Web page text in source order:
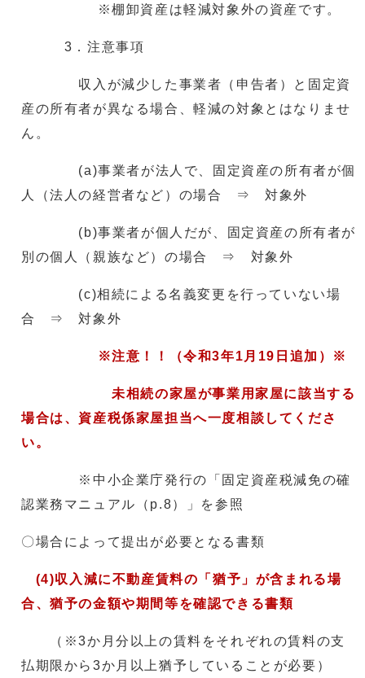
※棚卸資産は軽減対象外の資産です。
3．注意事項
収入が減少した事業者（申告者）と固定資
産の所有者が異なる場合、軽減の対象とはなりませ
ん。
(a)事業者が法人で、固定資産の所有者が個
人（法人の経営者など）の場合 ⇒ 対象外
(b)事業者が個人だが、固定資産の所有者が
別の個人（親族など）の場合 ⇒ 対象外
(c)相続による名義変更を行っていない場
合 ⇒ 対象外
※注意！！（令和3年1月19日追加）※
未相続の家屋が事業用家屋に該当する
場合は、資産税係家屋担当へ一度相談してくださ
い。
※中小企業庁発行の「固定資産税減免の確
認業務マニュアル（p.8）」を参照
〇場合によって提出が必要となる書類
(4)収入減に不動産賃料の「猶予」が含まれる場
合、猶予の金額や期間等を確認できる書類
（※3か月分以上の賃料をそれぞれの賃料の支
払期限から3か月以上猶予していることが必要）